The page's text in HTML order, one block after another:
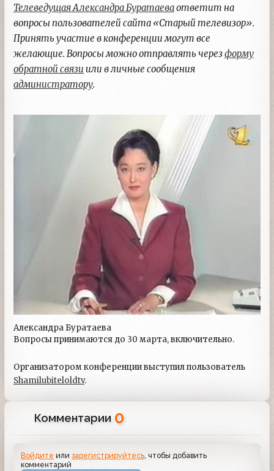
Телеведущая Александра Буратаеваответит на
вопросы пользователей сайта «Старый телевизор».
Принять участие в конференции могут все
желающие. Вопросы можно отправлять черезформу
обратной связи или в личные сообщения
администратору.
Александра Буратаева
Вопросы принимаются до 30 марта, включительно.
Организатором конференции выступил пользователь
Shamilubiteloldtv.
Комментарии 0
Войдите илизарегистрируйтесь, чтобы добавить
комментарий